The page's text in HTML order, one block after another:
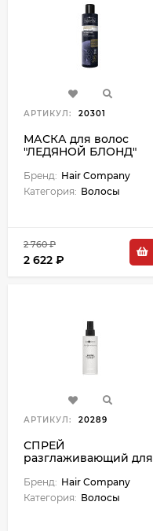
АРТИКУЛ: 20301
МАСКА для волос
"ЛЕДЯНОЙ БЛОНД"
200 мл
Бренд: Hair Company
Категория: Волосы
2 760 ₽
2 622 ₽
АРТИКУЛ: 20289
СПРЕЙ
разглаживающий для
150 мл
Бренд: Hair Company
Категория: Волосы